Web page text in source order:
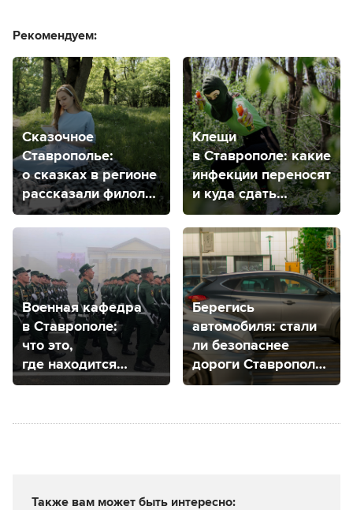
Рекомендуем:
Сказочное
Ставрополье:
о сказках в регионе
рассказали филолог
и культуролог
Клещи
в Ставрополе: какие
инфекции переносят
и куда сдать
насекомое
на анализ?
Военная кафедра
в Ставрополе:
что это,
где находится
и как поступить?
Берегись
автомобиля: стали
ли безопаснее
дороги Ставрополя
за 2023 год?
Также вам может быть интересно: